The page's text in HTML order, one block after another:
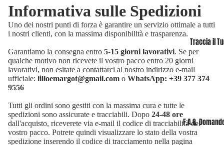
Traccia il
F.A.Q.
Informativa sulle Spedizioni
Uno dei nostri punti di forza è garantire un servizio ottimale a tutti
i nostri clienti, con la massima disponibilità e trasparenza.
Garantiamo la consegna entro 5-15 giorni lavorativi. Se per
qualche motivo non ricevete il vostro pacco entro 20 giorni
lavorativi, non esitate a contattarci al nostro indirizzo e-mail
ufficiale: lilloemargot@gmail.com o WhatsApp: +39 377 374
9556
Tutti gli ordini sono gestiti con la massima cura e tutte le
spedizioni sono assicurate e tracciabili. Dopo 24-48 ore
dall'acquisto, riceverete via e-mail il codice di tracciabilità del
vostro pacco. Potrete quindi visualizzare lo stato della vostra
spedizione inserendo il codice di tracciamento nella pagina
Informativa sui rimborsi